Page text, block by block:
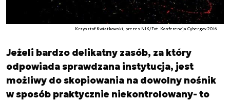
Krzysztof Kwiatkowski, prezes NIK/Fot. Konferencja Cybergov 2016
Jeżeli bardzo delikatny zasób, za który
odpowiada sprawdzana instytucja, jest
możliwy do skopiowania na dowolny nośnik
w sposób praktycznie niekontrolowany- to